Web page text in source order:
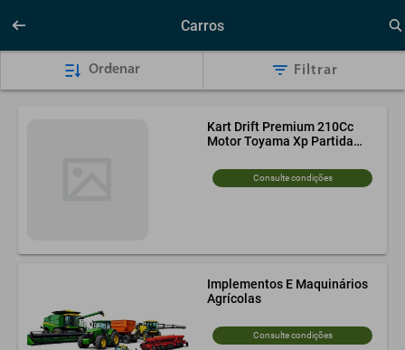
Carros
Ordenar Filtrar
Kart Drift Premium 210Cc
Motor Toyama Xp Partida
Consulte condições
Implementos E Maquinários
Agrícolas
Consulte condições